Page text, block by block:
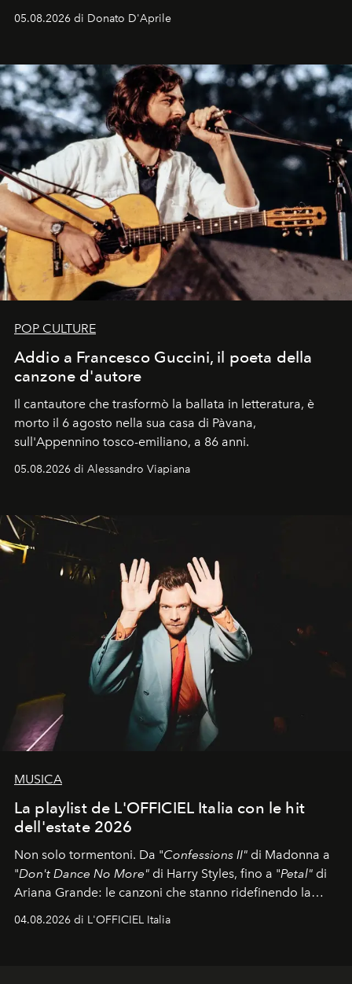
logomania pensata per la spiaggia
Kate, Claudia e Carla una dietro l'altra. Trent'anni dopo,
uno dei documenti più contemporanei che abbiamo.
05.08.2026 di Donato D'Aprile
POP CULTURE
Addio a Francesco Guccini, il poeta della
canzone d'autore
Il cantautore che trasformò la ballata in letteratura, è
morto il 6 agosto nella sua casa di Pàvana,
sull'Appennino tosco-emiliano, a 86 anni.
05.08.2026 di Alessandro Viapiana
MUSICA
La playlist de L'OFFICIEL Italia con le hit
dell'estate 2026
Non solo tormentoni. Da "Confessions II" di Madonna a
"Don't Dance No More" di Harry Styles, fino a "Petal" di
Ariana Grande: le canzoni che stanno ridefinendo la
colonna sonora della stagione.
04.08.2026 di L'OFFICIEL Italia